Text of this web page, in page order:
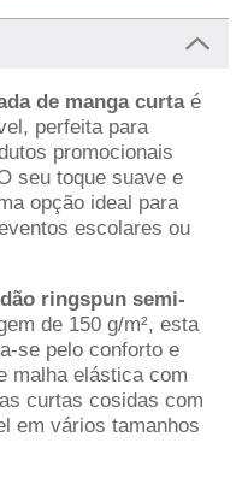
de manga curtaé
perfeita para
promocionais
seu toque suave e
opção ideal para
escolares ou
ringspun semi-
de 150 g/m², esta
se pelo conforto e
malha elástica com
curtas cosidas com
em vários tamanhos